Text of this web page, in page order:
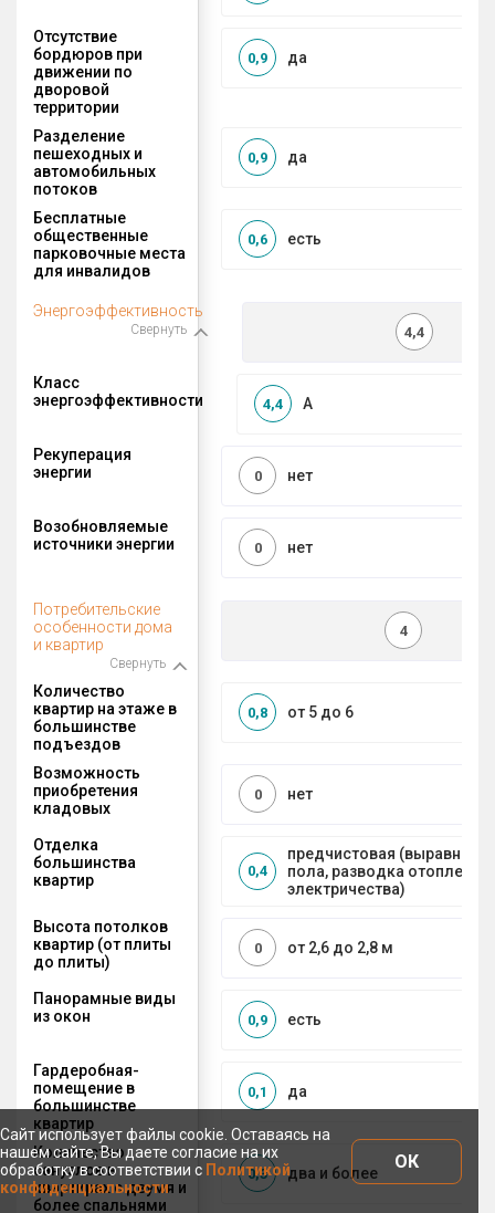
Отсутствие
бордюров при
движении по
дворовой
территории
да
0,9
Разделение
пешеходных и
автомобильных
потоков
да
0,9
Бесплатные
общественные
парковочные места
для инвалидов
есть
0,6
Энергоэффективность
Свернуть 4,4
Класс
энергоэффективности
A
4,4
Рекуперация
энергии
нет
0
Возобновляемые
источники энергии
нет
0
Потребительские
особенности дома
и квартир
Свернуть
4
Количество
квартир на этаже в
большинстве
подъездов
от 5 до 6
0,8
Возможность
приобретения
кладовых
нет
0
Отделка
большинства
квартир
предчистовая
пола, разводка отопления
электричества)
0,4
Высота потолков
квартир (от плиты
до плиты)
от 2,6 до 2,8 м
0
Панорамные виды
из окон
есть
0,9
Гардеробная-
помещение в
большинстве
квартир
да
0,1
Количество
санузлов в
квартирах с двумя и
более спальнями
два и более
0,3
Сайт использует файлы cookie. Оставаясь на
нашем сайте, Вы даете согласие на их
обработку в соответствии с Политикой
конфиденциальности
ОК